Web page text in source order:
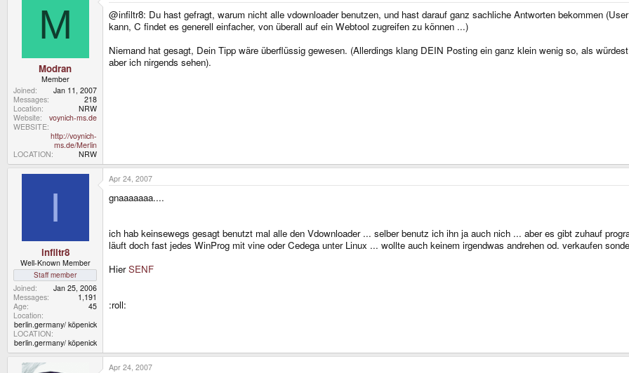
M
Modran
Member
Joined
Jan 11, 2007
Messages
218
Location
NRW
Website
voynich-ms.de
WEBSITE
http://voynich-
ms.de/Merlin
LOCATION
NRW
@infiltr8: Du hast gefragt, warum nicht alle vdownloader benutzen, und hast darauf ganz sachliche Antworten bekommen
kann, C findet es generell einfacher, von überall auf ein Webtool zugreifen zu können ...)
Niemand hat gesagt, Dein Tipp wäre überflüssig gewesen. (Allerdings klang DEIN Posting ein ganz klein wenig so, als
aber ich nirgends sehen).
I
infiltr8
Well-Known Member
Staff member
Joined
Jan 25, 2006
Messages
1,191
Age
45
Location
berlin.germany/ köpenick
LOCATION
berlin.germany/ köpenick
Apr 24, 2007
gnaaaaaaa....
ich hab keinsewegs gesagt benutzt mal alle den Vdownloader ... selber benutz ich ihn ja auch nich ... aber es gibt zuhauf
läuft doch fast jedes WinProg mit vine oder Cedega unter Linux ... wollte auch keinem irgendwas andrehen od. verkaufen
HierSENF
:roll:
Apr 24, 2007